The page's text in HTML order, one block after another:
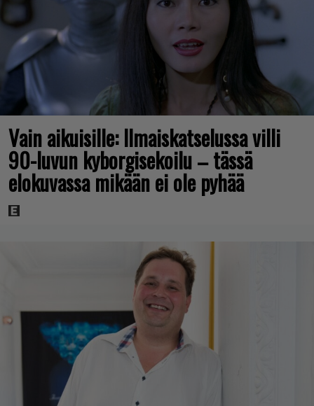
Vain aikuisille: Ilmaiskatselussa villi
90-luvun kyborgisekoilu – tässä
elokuvassa mikään ei ole pyhää